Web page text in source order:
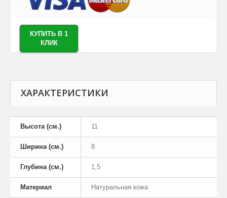
КУПИТЬ В 1
КЛИК
ХАРАКТЕРИСТИКИ
Высота (см.) 11
Ширина (см.) 8
Глубина (см.) 1,5
Материал Натуральная кожа